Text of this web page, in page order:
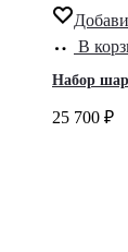
В
Набор
25 700 ₽